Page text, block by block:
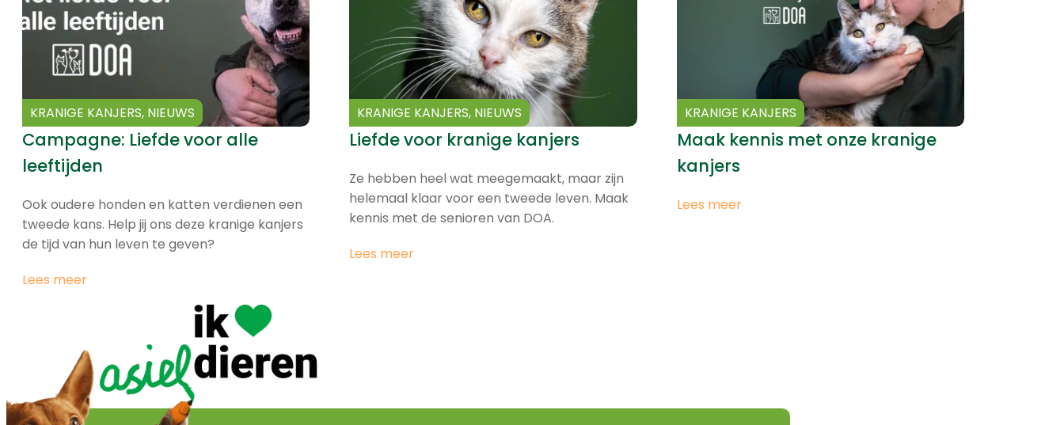
KRANIGE KANJERS, NIEUWS
Campagne: Liefde voor alle
leeftijden
Ook oudere honden en katten verdienen een
tweede kans. Help jij ons deze kranige kanjers
de tijd van hun leven te geven?
Lees meer
KRANIGE KANJERS, NIEUWS
Liefde voor kranige kanjers
Ze hebben heel wat meegemaakt, maar zijn
helemaal klaar voor een tweede leven. Maak
kennis met de senioren van DOA.
Lees meer
KRANIGE KANJERS
Maak kennis met onze kranige
kanjers
Lees meer